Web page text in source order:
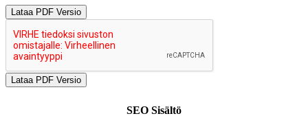
Lataa PDF Versio
SEO Sisältö